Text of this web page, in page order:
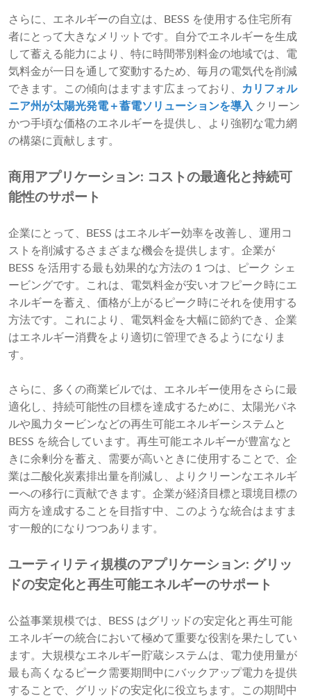
さらに、エネルギーの自立は、BESS を使用する住宅所有
者にとって大きなメリットです。自分でエネルギーを生成
して蓄える能力により、特に時間帯別料金の地域では、電
気料金が一日を通して変動するため、毎月の電気代を削減
できます。この傾向はますます広まっており、
カリフォル
ニア州が太陽光発電＋蓄電ソリューションを導入 クリーン
かつ手頃な価格のエネルギーを提供し、より強靭な電力網
の構築に貢献します。
商用アプリケーション: コストの最適化と持続可
能性のサポート
企業にとって、BESS はエネルギー効率を改善し、運用コ
ストを削減するさまざまな機会を提供します。企業が
BESS を活用する最も効果的な方法の 1 つは、ピーク シェ
ービングです。これは、電気料金が安いオフピーク時にエ
ネルギーを蓄え、価格が上がるピーク時にそれを使用する
方法です。これにより、電気料金を大幅に節約でき、企業
はエネルギー消費をより適切に管理できるようになりま
す。
さらに、多くの商業ビルでは、エネルギー使用をさらに最
適化し、持続可能性の目標を達成するために、太陽光パネ
ルや風力タービンなどの再生可能エネルギーシステムと
BESS を統合しています。再生可能エネルギーが豊富なと
きに余剰分を蓄え、需要が高いときに使用することで、企
業は二酸化炭素排出量を削減し、よりクリーンなエネルギ
ーへの移行に貢献できます。企業が経済目標と環境目標の
両方を達成することを目指す中、このような統合はますま
す一般的になりつつあります。
ユーティリティ規模のアプリケーション: グリッ
ドの安定化と再生可能エネルギーのサポート
公益事業規模では、BESS はグリッドの安定化と再生可能
エネルギーの統合において極めて重要な役割を果たしてい
ます。大規模なエネルギー貯蔵システムは、電力使用量が
最も高くなるピーク需要期間中にバックアップ電力を提供
することで、グリッドの安定化に役立ちます。この期間中